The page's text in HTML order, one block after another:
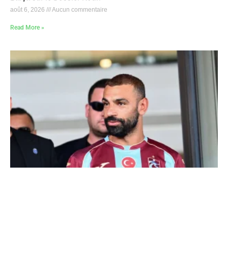
août 6, 2026 Aucun commentaire
Read More »